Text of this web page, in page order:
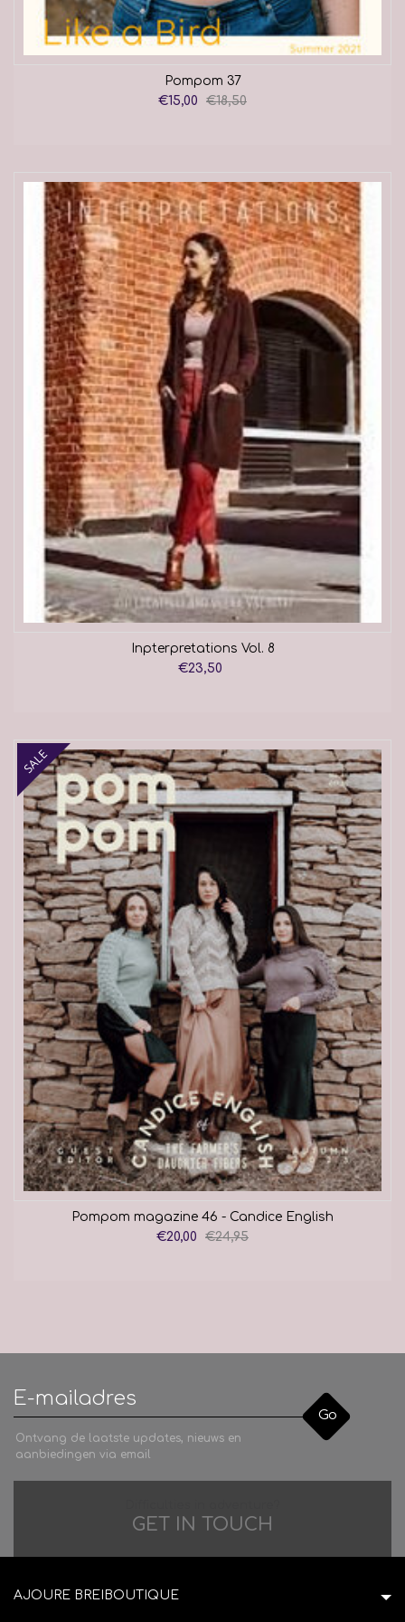
Pompom 37
€15,00
€18,50
Inpterpretations Vol. 8
€23,50
SALE
Pompom magazine 46 - Candice English
€20,00
€24,95
Go
Ontvang de laatste updates, nieuws en
aanbiedingen via email
GET IN TOUCH
AJOURE BREIBOUTIQUE